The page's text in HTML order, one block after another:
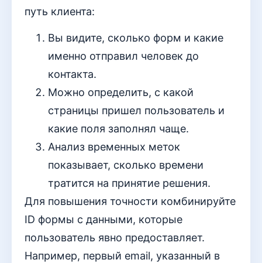
путь клиента:
Вы видите, сколько форм и какие
именно отправил человек до
контакта.
Можно определить, с какой
страницы пришел пользователь и
какие поля заполнял чаще.
Анализ временных меток
показывает, сколько времени
тратится на принятие решения.
Для повышения точности комбинируйте
ID формы с данными, которые
пользователь явно предоставляет.
Например, первый email, указанный в